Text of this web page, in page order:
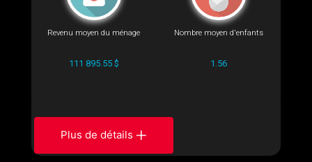
Revenu moyen du ménage
111 895.55 $
Nombre moyen d'enfants
1.56
Plus de détails